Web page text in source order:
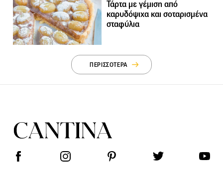
Τάρτα με γέμιση από
καρυδόψιχα και σοταρισμένα
σταφύλια
ΠΕΡΙΣΣΟΤΕΡΑ